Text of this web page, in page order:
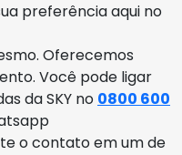
preferência aqui no
Oferecemos
Você pode ligar
da SKY no 0800 600
o contato em um de